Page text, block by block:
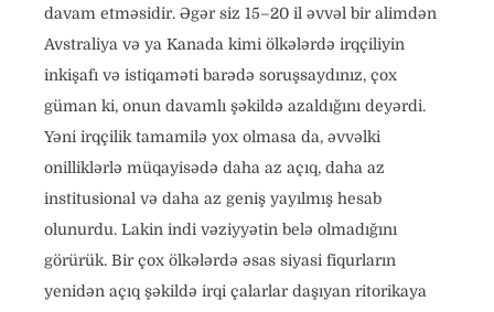
davam etməsidir. Əgər siz 15–20 il əvvəl bir alimdən
Avstraliya və ya Kanada kimi ölkələrdə irqçiliyin
inkişafı və istiqaməti barədə soruşsaydınız, çox
güman ki, onun davamlı şəkildə azaldığını deyərdi.
Yəni irqçilik tamamilə yox olmasa da, əvvəlki
onilliklərlə müqayisədə daha az açıq, daha az
institusional və daha az geniş yayılmış hesab
olunurdu. Lakin indi vəziyyətin belə olmadığını
görürük. Bir çox ölkələrdə əsas siyasi fiqurların
yenidən açıq şəkildə irqi çalarlar daşıyan ritorikaya